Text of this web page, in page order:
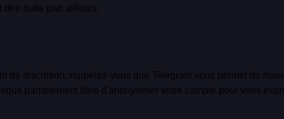
dire nulle part ailleurs.
de discrétion, rappelez-vous que Telegram vous permet de
parfaitement libre d'anonymiser votre compte pour vous